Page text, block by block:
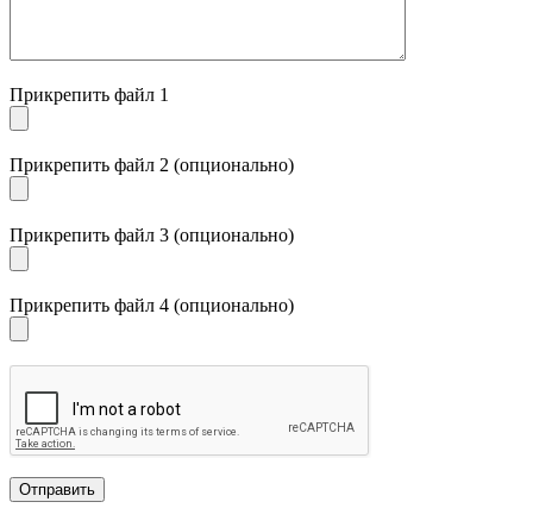
Прикрепить файл 1
Прикрепить файл 2 (опционально)
Прикрепить файл 3 (опционально)
Прикрепить файл 4 (опционально)